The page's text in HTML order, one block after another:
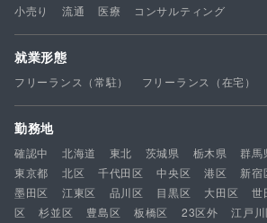
小売り
流通 医療 コンサルティング
就業形態
フリーランス（常駐） フリーランス（在宅）
勤務地
確認中 北海道 東北 茨城県 栃木県 群馬
東京都
北区 千代田区 中央区 港区 新宿
墨田区
江東区 品川区 目黒区 大田区 世
区
杉並区 豊島区 板橋区 23区外 江戸川